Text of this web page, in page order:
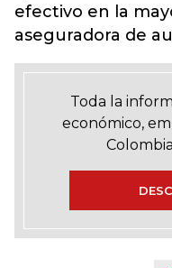
efectivo en la
aseguradora de
Toda la
económico,